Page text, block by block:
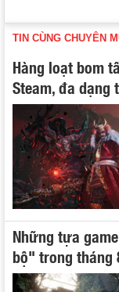
TIN CÙNG CHUYÊN
Hàng loạt bom
Steam, đa dạng
Những tựa
bộ" trong